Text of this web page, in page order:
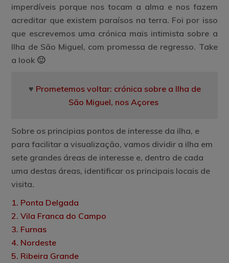
imperdíveis porque nos tocam a alma e nos fazem
acreditar que existem paraísos na terra. Foi por isso
que escrevemos uma crónica mais intimista sobre a
Ilha de São Miguel, com promessa de regresso. Take
a look 🙂
♥ Prometemos voltar: crónica sobre a Ilha de
São Miguel, nos Açores
Sobre os principias pontos de interesse da ilha, e
para facilitar a visualização, vamos dividir a ilha em
sete grandes áreas de interesse e, dentro de cada
uma destas áreas, identificar os principais locais de
visita.
1. Ponta Delgada
2. Vila Franca do Campo
3. Furnas
4. Nordeste
5. Ribeira Grande